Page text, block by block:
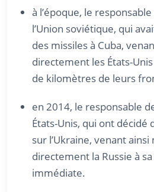
à l’époque, le
l’Union soviétique, qui
des missiles à Cuba,
directement les États-
de kilomètres de leurs
en 2014, le responsable
États-Unis, qui ont décidé
sur l’Ukraine, venant
directement la Russie à
immédiate.